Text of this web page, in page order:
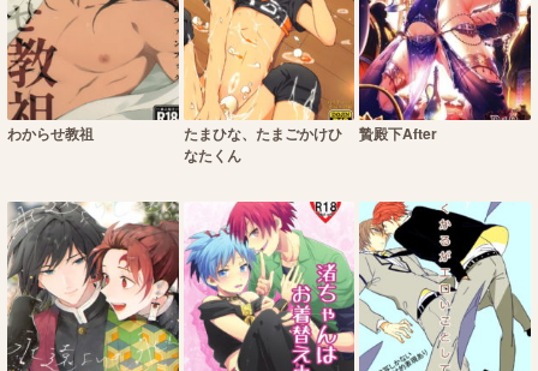
わからせ教祖
たまひな、たまごかけひ
なたくん
贄殿下After